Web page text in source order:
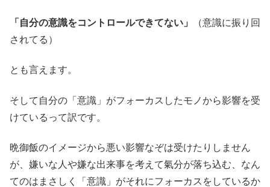
「自分の意識をコントロールできてない」
（意識に振り回
されてる）
とも言えます。
そして自分の「意識」がフォーカスしたモノから影響を受
けているって訳です。
晩御飯のイメージから悪い影響なぞは受けたりしません
が、嫌いな人や嫌な出来事を考えて氣分が落ち込む、なん
てのはまさしく「意識」がそれにフォーカスをしているか